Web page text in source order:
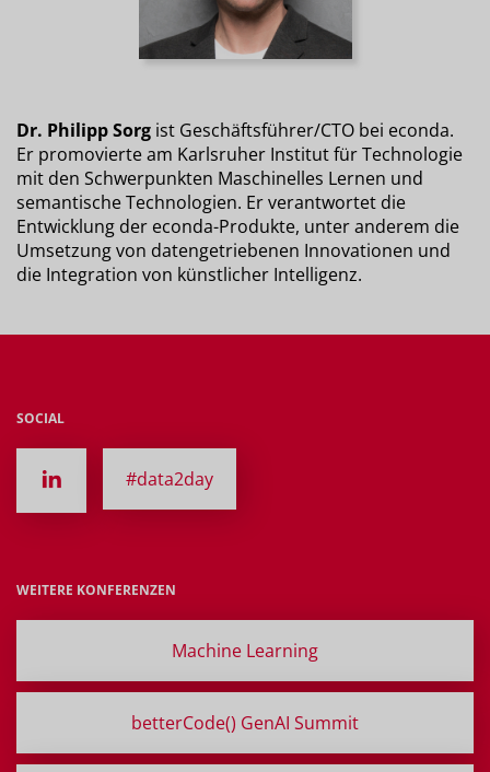
Dr. Philipp Sorg ist Geschäftsführer/CTO bei econda.
Er promovierte am Karlsruher Institut für Technologie
mit den Schwerpunkten Maschinelles Lernen und
semantische Technologien. Er verantwortet die
Entwicklung der econda-Produkte, unter anderem die
Umsetzung von datengetriebenen Innovationen und
die Integration von künstlicher Intelligenz.
SOCIAL
#data2day
WEITERE KONFERENZEN
Machine Learning
betterCode() GenAI Summit